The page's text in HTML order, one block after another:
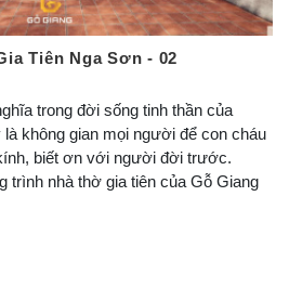
Tiên Nga Sơn - 02
trong đời sống tinh thần của
không gian mọi người để con cháu
biết ơn với người đời trước.
trình nhà thờ gia tiên của Gỗ Giang